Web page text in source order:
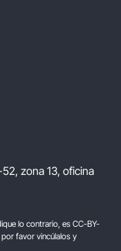
zona 13, oficina
lo contrario, es CC-BY-
favor vincúlalos y